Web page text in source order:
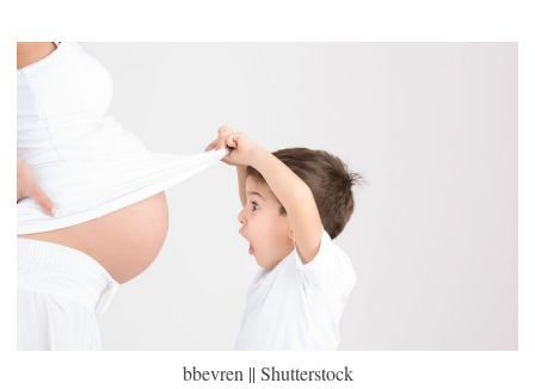
bbevren || Shutterstock